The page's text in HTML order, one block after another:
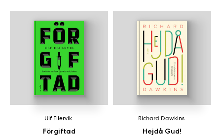
Förgiftad
Ulf Ellervik
Hejdå Gud!
Richard Dawkins